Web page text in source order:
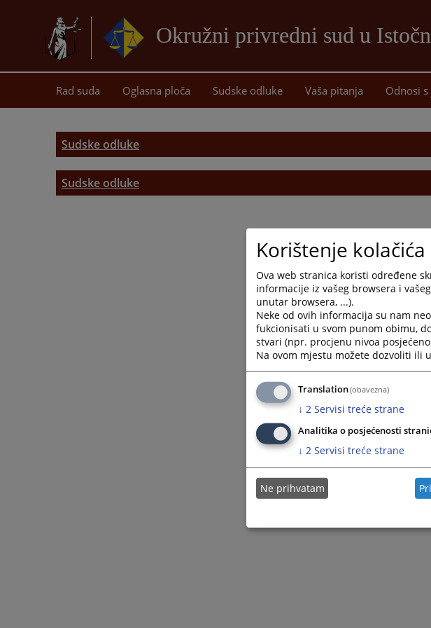
Okružni privredni sud u
Rad suda Oglasna ploča Sudske odluke Vaša pitanja Odnosi
Sudske odluke
Sudske odluke
Korištenje kolačića
Ova web stranica koristi određene
informacije iz vašeg browsera i
unutar browsera, ...).
Neke od ovih informacija su nam
fukcionisati u svom punom obimu,
stvari (npr. procjenu nivoa
Na ovom mjestu možete dozvoliti ili
Translation(obavezna)
↓ 2 Servisi treće strane
Analitika o posjećenosti
↓ 2 Servisi treće strane
Ne prihvatam